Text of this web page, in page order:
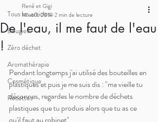
Tous les articles
Bougies
Zéro déchet
Aromathérapie
Cosmétique
Recettes
De l'eau, il me faut de l'eau
!
René et Gigi
14 août 2018 2 min de lecture
Pendant longtemps j'ai utilisé des bouteilles en
plastiques et puis je me suis dis : "ma vieille tu
déconnes, regardes le nombre de déchets
plastiques que tu produis alors que tu as ce
qu'il faut au robinet"